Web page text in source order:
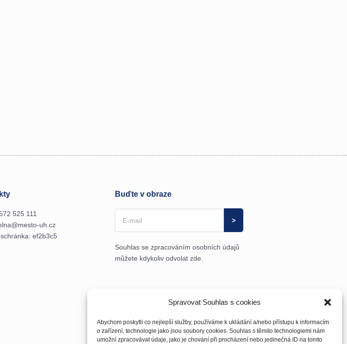
Spravovat Souhlas s cookies
Abychom poskytli co nejlepší služby, používáme k ukládání a/nebo přístupu k informacím
o zařízení, technologie jako jsou soubory cookies. Souhlas s těmito technologiemi nám
umožní zpracovávat údaje, jako je chování při procházení nebo jedinečná ID na tomto
525 111
uh.cz
ef2b3c5
Buďte v obraze
Souhlas se zpracováním osobních údajů
můžete kdykoliv odvolat zde